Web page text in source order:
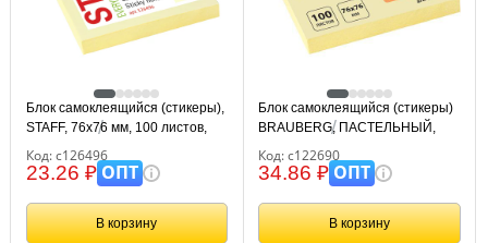
Блок самоклеящийся (стикеры),
STAFF, 76х76 мм, 100 листов,
Код: с126496
23.26 ₽ОПТ
В корзину
Блок самоклеящийся (стикеры)
BRAUBERG, ПАСТЕЛЬНЫЙ,
122690
Код: с122690
34.86 ₽ОПТ
В корзину